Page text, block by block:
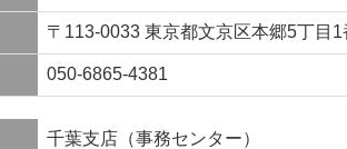
〒113-0033 東京都文京区本郷5丁
050-6865-4381
千葉支店（事務センター）